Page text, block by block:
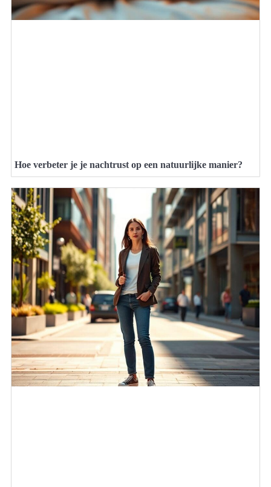
Hoe verbeter je je nachtrust op een natuurlijke manier?